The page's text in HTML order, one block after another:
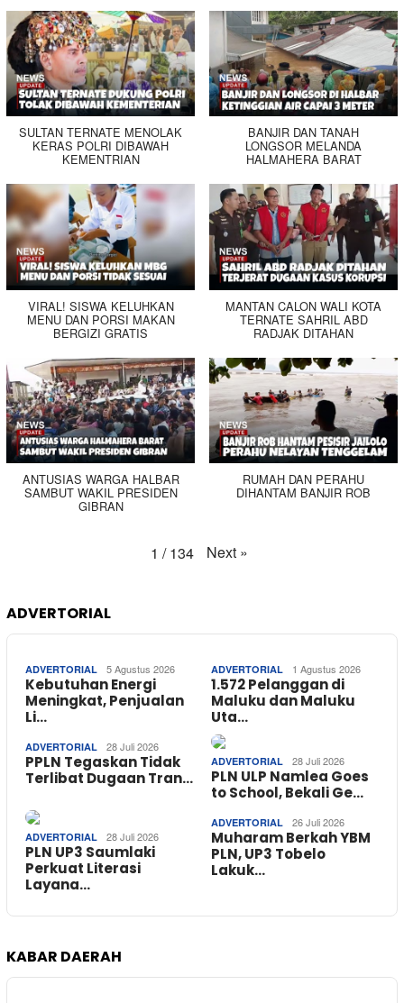
SULTAN TERNATE MENOLAK
KERAS POLRI DIBAWAH
KEMENTRIAN
BANJIR DAN TANAH
LONGSOR MELANDA
HALMAHERA BARAT
VIRAL! SISWA KELUHKAN
MENU DAN PORSI MAKAN
BERGIZI GRATIS
MANTAN CALON WALI KOTA
TERNATE SAHRIL ABD
RADJAK DITAHAN
ANTUSIAS WARGA HALBAR
SAMBUT WAKIL PRESIDEN
GIBRAN
RUMAH DAN PERAHU
DIHANTAM BANJIR ROB
1 / 134 Next »
ADVERTORIAL
ADVERTORIAL 5 Agustus 2026
Kebutuhan Energi
Meningkat, Penjualan
Li…
ADVERTORIAL 1 Agustus 2026
1.572 Pelanggan di
Maluku dan Maluku
Uta…
ADVERTORIAL 28 Juli 2026
PPLN Tegaskan Tidak
Terlibat Dugaan Tran…
ADVERTORIAL 28 Juli 2026
PLN ULP Namlea Goes
to School, Bekali Ge…
ADVERTORIAL 28 Juli 2026
PLN UP3 Saumlaki
Perkuat Literasi
Layana…
ADVERTORIAL 26 Juli 2026
Muharam Berkah YBM
PLN, UP3 Tobelo
Lakuk…
KABAR DAERAH